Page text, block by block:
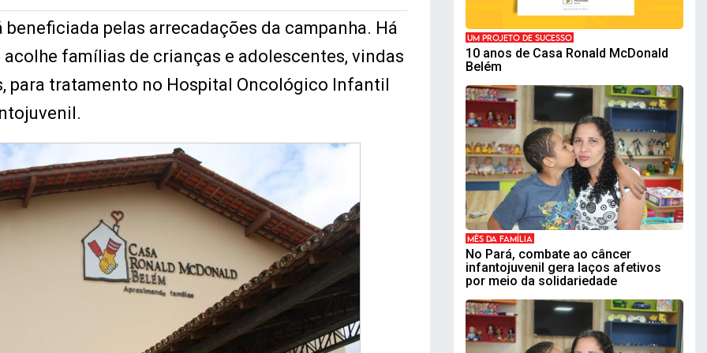
beneficiada pelas arrecadações da campanha. Há
famílias de crianças e adolescentes, vindas
para tratamento no Hospital Oncológico Infantil
UM PROJETO DE SUCESSO
10 anos de Casa Ronald McDonald
Belém
MÊS DA FAMÍLIA
No Pará, combate ao câncer
infantojuvenil gera laços afetivos
por meio da solidariedade